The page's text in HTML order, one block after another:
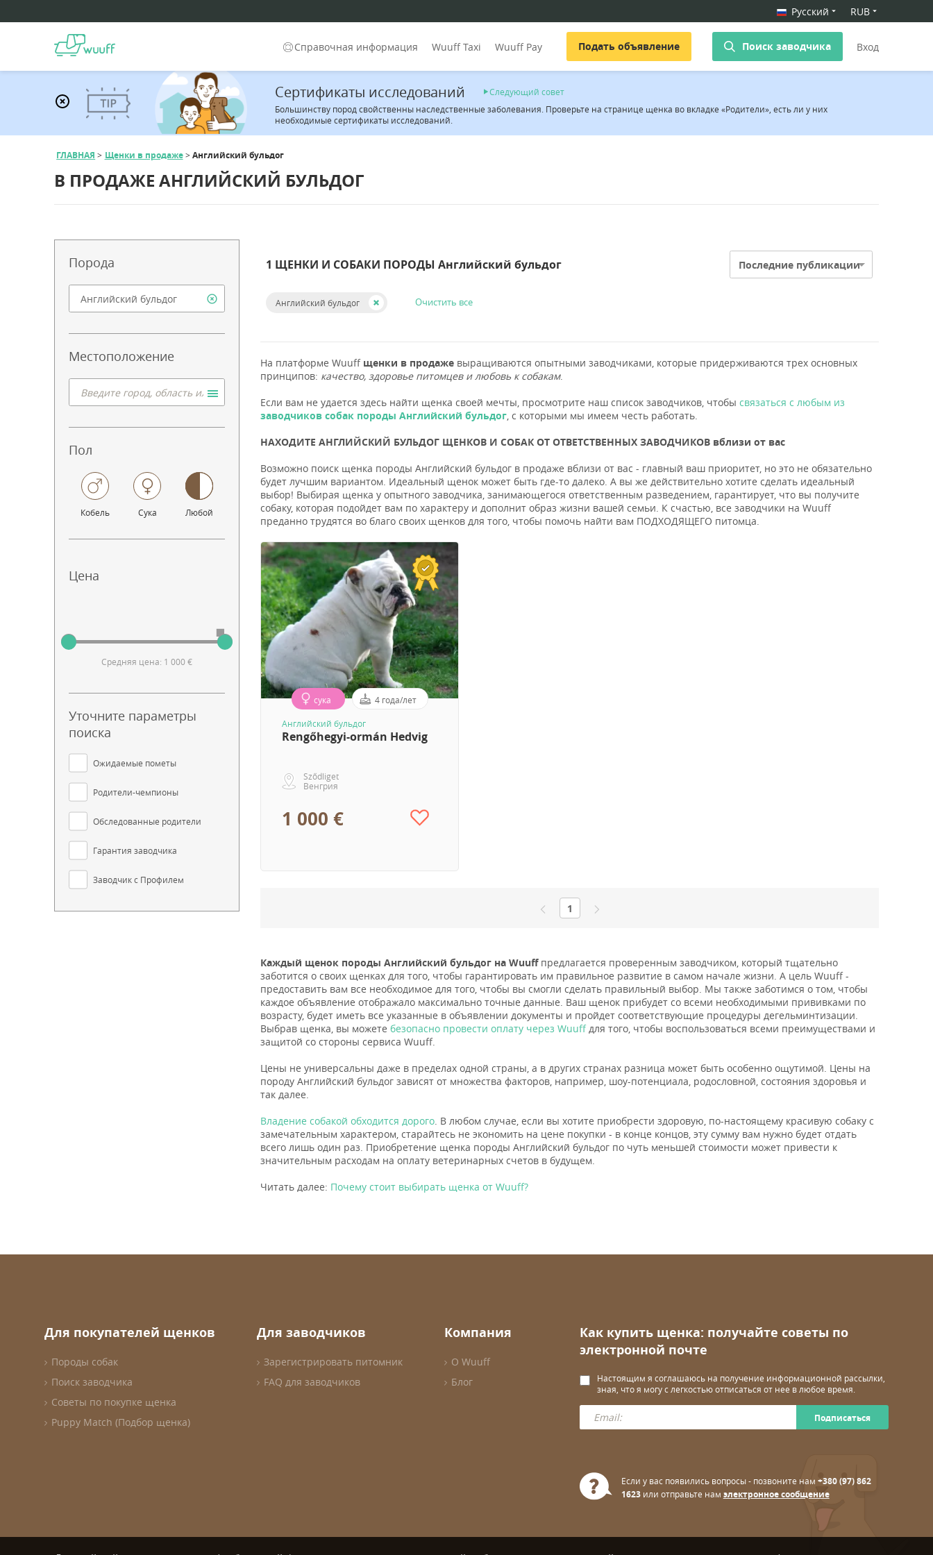
Русский RUB
Справочная информация Wuuff Taxi Wuuff Pay Подать объявление Поиск заводчика Вход
Сертификаты исследований
Следующий совет
Большинству пород свойственны наследственные заболевания. Проверьте на странице щенка во вкладке «Родители», есть ли у них
необходимые сертификаты исследований.
ГЛАВНАЯ Щенки в продаже Английский бульдог
В ПРОДАЖЕ АНГЛИЙСКИЙ БУЛЬДОГ
Порода
Местоположение
Пол
Кобель Сука Любой
Цена
Средняя цена: 1 000 €
Уточните параметры
поиска
Ожидаемые пометы
Родители-чемпионы
Обследованные родители
Гарантия заводчика
Заводчик с Профилем
1 ЩЕНКИ И СОБАКИ ПОРОДЫ Английский бульдог Последние публикации
Английский бульдог Очистить все
На платформе Wuuff щенки в продаже выращиваются опытными заводчиками, которые придерживаются трех основных
принципов: качество, здоровье питомцев и любовь к собакам.
Если вам не удается здесь найти щенка своей мечты, просмотрите наш список заводчиков, чтобы связаться с любым из
заводчиков собак породы Английский бульдог, с которыми мы имеем честь работать.
НАХОДИТЕ АНГЛИЙСКИЙ БУЛЬДОГ ЩЕНКОВ И СОБАК ОТ ОТВЕТСТВЕННЫХ ЗАВОДЧИКОВ вблизи от вас
Возможно поиск щенка породы Английский бульдог в продаже вблизи от вас - главный ваш приоритет, но это не обязательно
будет лучшим вариантом. Идеальный щенок может быть где-то далеко. А вы же действительно хотите сделать идеальный
выбор! Выбирая щенка у опытного заводчика, занимающегося ответственным разведением, гарантирует, что вы получите
собаку, которая подойдет вам по характеру и дополнит образ жизни вашей семьи. К счастью, все заводчики на Wuuff
преданно трудятся во благо своих щенков для того, чтобы помочь найти вам ПОДХОДЯЩЕГО питомца.
сука 4 года/лет
Английский бульдог
Rengőhegyi-ormán Hedvig
Sződliget
Венгрия
1 000 €
1
Каждый щенок породы Английский бульдог на Wuuffпредлагается проверенным заводчиком, который тщательно
заботится о своих щенках для того, чтобы гарантировать им правильное развитие в самом начале жизни. А цель Wuuff -
предоставить вам все необходимое для того, чтобы вы смогли сделать правильный выбор. Мы также заботимся о том, чтобы
каждое объявление отображало максимально точные данные. Ваш щенок прибудет со всеми необходимыми прививками по
возрасту, будет иметь все указанные в объявлении документы и пройдет соответствующие процедуры дегельминтизации.
Выбрав щенка, вы можете безопасно провести оплату через Wuuffдля того, чтобы воспользоваться всеми преимуществами и
защитой со стороны сервиса Wuuff.
Цены не универсальны даже в пределах одной страны, а в других странах разница может быть особенно ощутимой. Цены на
породу Английский бульдог зависят от множества факторов, например, шоу-потенциала, родословной, состояния здоровья и
так далее.
Владение собакой обходится дорого. В любом случае, если вы хотите приобрести здоровую, по-настоящему красивую собаку с
замечательным характером, старайтесь не экономить на цене покупки - в конце концов, эту сумму вам нужно будет отдать
всего лишь один раз. Приобретение щенка породы Английский бульдог по чуть меньшей стоимости может привести к
значительным расходам на оплату ветеринарных счетов в будущем.
Читать далее: Почему стоит выбирать щенка от Wuuff?
Для покупателей щенков
Породы собак
Поиск заводчика
Советы по покупке щенка
Puppy Match (Подбор щенка)
Для заводчиков
Зарегистрировать питомник
FAQ для заводчиков
Компания
О Wuuff
Блог
Как купить щенка: получайте советы по
электронной почте
Настоящим я соглашаюсь на получение информационной рассылки,
зная, что я могу с легкостью отписаться от нее в любое время.
Подписаться
Если у вас появились вопросы - позвоните нам +380 (97) 862
1623или отправьте нам электронное сообщение